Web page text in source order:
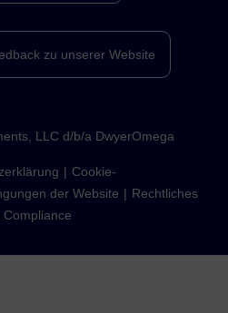
zu unserer Website
LLC d/b/a DwyerOmega
Cookie-
der Website
Rechtliches
Compliance